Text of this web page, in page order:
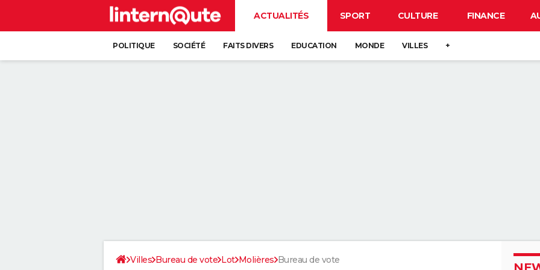
ACTUALITÉS SPORT CULTURE FINANCE
POLITIQUE SOCIÉTÉ FAITS DIVERS EDUCATION MONDE VILLES +
Villes Bureau de vote Lot Molières Bureau de vote